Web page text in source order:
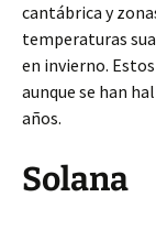
cantábrica y
temperaturas
en invierno.
aunque se han
años.
Solana